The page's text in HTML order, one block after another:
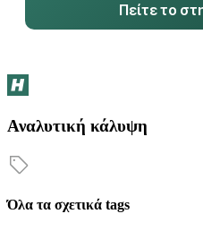
Πείτε το
Αναλυτική κάλυψη
Όλα τα σχετικά tags